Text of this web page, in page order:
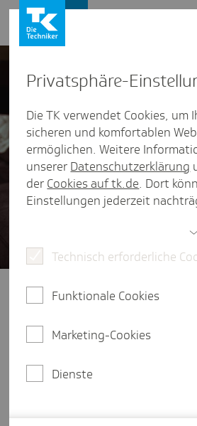
Dafür braucht es eine
medizinischen
bessere Koordination.
Zukunft der ambulanten
Privat­sphäre-
Die TK verwendet Cookies, um
sicheren und komfortablen
ermöglichen. Weitere
unserer Datenschutzerklärung
der Cookies auf tk.de. Dort
Einstellungen jederzeit
Technisch erforderliche
Funktionale Cookies
Marketing-Cookies
Dienste